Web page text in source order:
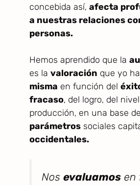
concebida así, afecta
a nuestras relaciones
personas.
Hemos aprendido que la
es la valoración que yo
misma en función del
fracaso, del logro, del
producción, en una base de
parámetros sociales
occidentales.
Nos evaluamos en